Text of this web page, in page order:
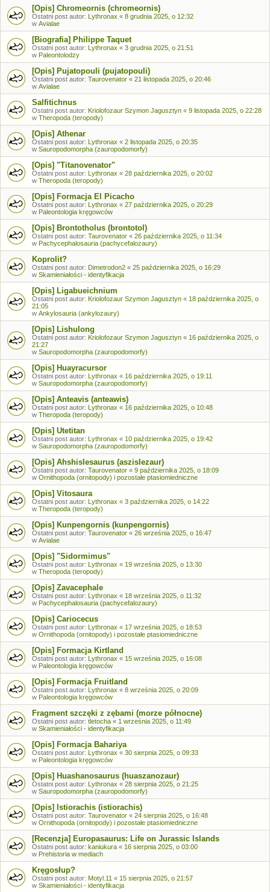
[Opis] Chromeornis (chromeornis)
Ostatni post autor: Lythronax « 8 grudnia 2025, o 12:32
w Avialae
[Biografia] Philippe Taquet
Ostatni post autor: Lythronax « 3 grudnia 2025, o 21:51
w Paleontolodzy
[Opis] Pujatopouli (pujatopouli)
Ostatni post autor: Taurovenator « 21 listopada 2025, o 20:46
w Avialae
Salfitichnus
Ostatni post autor: Kriolofozaur Szymon Jagusztyn « 9 listopada 2025, o 22:28
w Theropoda (teropody)
[Opis] Athenar
Ostatni post autor: Lythronax « 2 listopada 2025, o 20:35
w Sauropodomorpha (zauropodomorfy)
[Opis] "Titanovenator"
Ostatni post autor: Lythronax « 28 października 2025, o 20:02
w Theropoda (teropody)
[Opis] Formacja El Picacho
Ostatni post autor: Lythronax « 27 października 2025, o 20:29
w Paleontologia kręgowców
[Opis] Brontotholus (brontotol)
Ostatni post autor: Taurovenator « 26 października 2025, o 11:34
w Pachycephalosauria (pachycefalozaury)
Koprolit?
Ostatni post autor: Dimetrodon2 « 25 października 2025, o 16:29
w Skamieniałości - identyfikacja
[Opis] Ligabueichnium
Ostatni post autor: Kriolofozaur Szymon Jagusztyn « 18 października 2025, o
21:05
w Ankylosauria (ankylozaury)
[Opis] Lishulong
Ostatni post autor: Kriolofozaur Szymon Jagusztyn « 16 października 2025, o
21:27
w Sauropodomorpha (zauropodomorfy)
[Opis] Huayracursor
Ostatni post autor: Lythronax « 16 października 2025, o 19:11
w Sauropodomorpha (zauropodomorfy)
[Opis] Anteavis (anteawis)
Ostatni post autor: Lythronax « 16 października 2025, o 10:48
w Theropoda (teropody)
[Opis] Utetitan
Ostatni post autor: Lythronax « 10 października 2025, o 19:42
w Sauropodomorpha (zauropodomorfy)
[Opis] Ahshislesaurus (aszislezaur)
Ostatni post autor: Taurovenator « 9 października 2025, o 18:09
w Ornithopoda (ornitopody) i pozostałe ptasiomiedniczne
[Opis] Vitosaura
Ostatni post autor: Lythronax « 3 października 2025, o 14:22
w Theropoda (teropody)
[Opis] Kunpengornis (kunpengornis)
Ostatni post autor: Taurovenator « 26 września 2025, o 16:47
w Avialae
[Opis] "Sidormimus"
Ostatni post autor: Lythronax « 19 września 2025, o 13:30
w Theropoda (teropody)
[Opis] Zavacephale
Ostatni post autor: Lythronax « 18 września 2025, o 11:32
w Pachycephalosauria (pachycefalozaury)
[Opis] Cariocecus
Ostatni post autor: Lythronax « 17 września 2025, o 18:53
w Ornithopoda (ornitopody) i pozostałe ptasiomiedniczne
[Opis] Formacja Kirtland
Ostatni post autor: Lythronax « 15 września 2025, o 16:08
w Paleontologia kręgowców
[Opis] Formacja Fruitland
Ostatni post autor: Lythronax « 8 września 2025, o 20:09
w Paleontologia kręgowców
Fragment szczęki z zębami (morze północne)
Ostatni post autor: tletocha « 1 września 2025, o 11:49
w Skamieniałości - identyfikacja
[Opis] Formacja Bahariya
Ostatni post autor: Lythronax « 30 sierpnia 2025, o 09:33
w Paleontologia kręgowców
[Opis] Huashanosaurus (huaszanozaur)
Ostatni post autor: Lythronax « 28 sierpnia 2025, o 21:25
w Sauropodomorpha (zauropodomorfy)
[Opis] Istiorachis (istiorachis)
Ostatni post autor: Taurovenator « 24 sierpnia 2025, o 16:48
w Ornithopoda (ornitopody) i pozostałe ptasiomiedniczne
[Recenzja] Europasaurus: Life on Jurassic Islands
Ostatni post autor: kaniukura « 16 sierpnia 2025, o 03:00
w Prehistoria w mediach
Kręgosłup?
Ostatni post autor: Motyl.11 « 15 sierpnia 2025, o 21:57
w Skamieniałości - identyfikacja